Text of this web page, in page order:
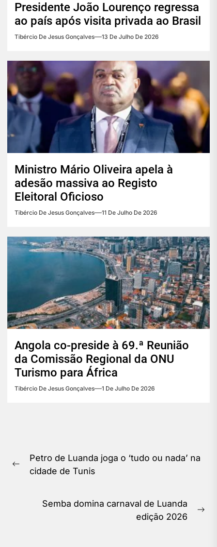
Presidente João Lourenço regressa
ao país após visita privada ao Brasil
Tibércio De Jesus Gonçalves 13 De Julho De 2026
Ministro Mário Oliveira apela à
adesão massiva ao Registo
Eleitoral Oficioso
Tibércio De Jesus Gonçalves 11 De Julho De 2026
Angola co-preside à 69.ª Reunião
da Comissão Regional da ONU
Turismo para África
Tibércio De Jesus Gonçalves 1 De Julho De 2026
dePrevious
Petro de Luanda joga o ‘tudo ou nada’ na
cidade de Tunis
Semba domina carnaval de Luanda
edição 2026